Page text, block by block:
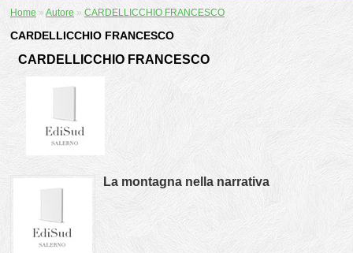
Home » Autore » CARDELLICCHIO FRANCESCO
CARDELLICCHIO FRANCESCO
CARDELLICCHIO FRANCESCO
La montagna nella narrativa